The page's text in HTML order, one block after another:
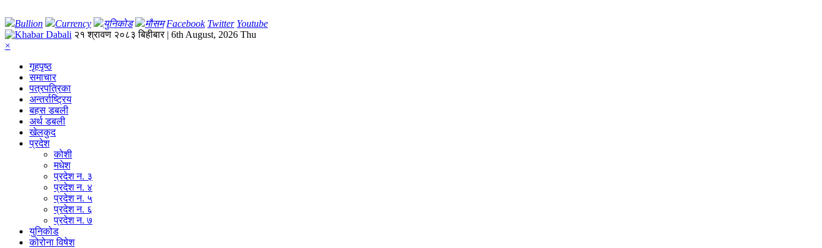
Bullion Currency युनिकोड मौसम Facebook Twitter Youtube
२१ श्रावण २०८३ बिहीबार | 6th August, 2026 Thu
×
गृहपृष्‍ठ
समाचार
पत्रपत्रिका
अन्तर्राष्ट्रिय
बहस डबली
अर्थ डबली
खेलकुद
प्रदेश
कोशी
मधेश
प्रदेश न. ३
प्रदेश न. ४
प्रदेश न. ५
प्रदेश न. ६
प्रदेश न. ७
युनिकोड
कोरोना विषेश